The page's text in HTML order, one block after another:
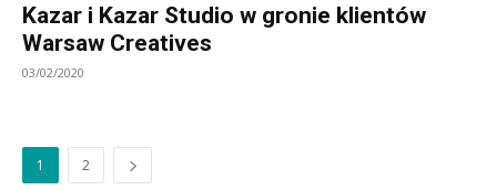
Kazar i Kazar Studio w gronie klientów
Warsaw Creatives
03/02/2020
1 2